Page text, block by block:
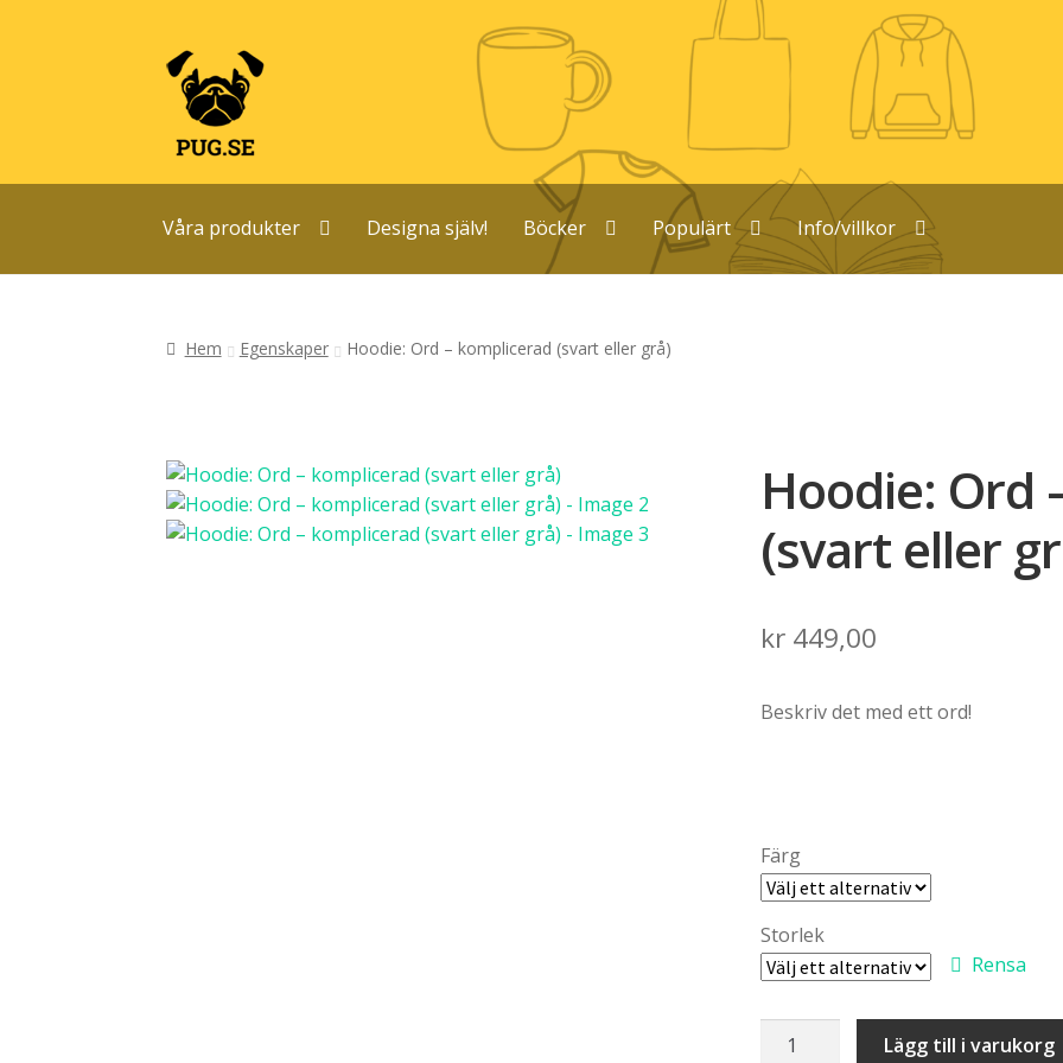
Hoppa
till
navigering
Hoppa
till
innehåll
Våra produkter Designa själv! Böcker Populärt Info/villkor
Hem Egenskaper Hoodie: Ord – komplicerad (svart eller grå)
Hoodie: Ord
(svart eller
kr449,00
Beskriv det med ett ord!
Färg
Storlek
Rensa
Hoodie:
Lägg till i varukorg